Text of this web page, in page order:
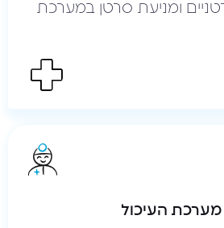
ומניעת סרטן במערכת
מערכת העיכול